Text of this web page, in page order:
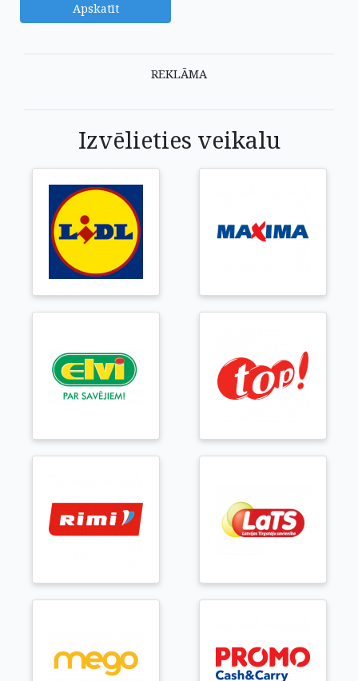
Apskatīt
REKLĀMA
Izvēlieties veikalu